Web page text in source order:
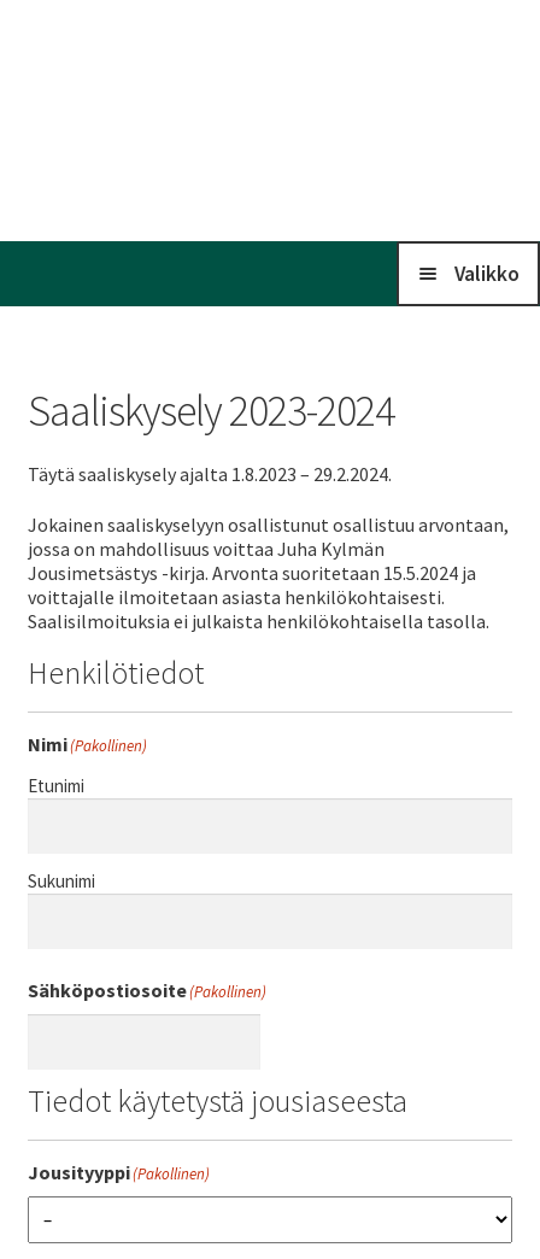
Valikko
Kalenteri
Liitto
Metsästys
Materiaali
Palaute
SV
EN
Saaliskysely 2023-2024
Täytä saaliskysely ajalta 1.8.2023 – 29.2.2024.
Jokainen saaliskyselyyn osallistunut osallistuu arvontaan,
jossa on mahdollisuus voittaa Juha Kylmän
Jousimetsästys -kirja. Arvonta suoritetaan 15.5.2024 ja
voittajalle ilmoitetaan asiasta henkilökohtaisesti.
Saalisilmoituksia ei julkaista henkilökohtaisella tasolla.
Henkilötiedot
Nimi(Pakollinen)
Etunimi
Sukunimi
Sähköpostiosoite(Pakollinen)
Tiedot käytetystä jousiaseesta
Jousityyppi(Pakollinen)